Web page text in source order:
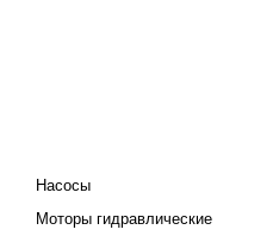
Насосы
Моторы гидравлические